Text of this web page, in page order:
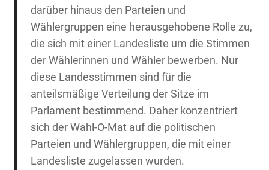
darüber hinaus den Parteien und
Wählergruppen eine herausgehobene Rolle zu,
die sich mit einer Landesliste um die Stimmen
der Wählerinnen und Wähler bewerben. Nur
diese Landesstimmen sind für die
anteilsmäßige Verteilung der Sitze im
Parlament bestimmend. Daher konzentriert
sich der Wahl-O-Mat auf die politischen
Parteien und Wählergruppen, die mit einer
Landesliste zugelassen wurden.